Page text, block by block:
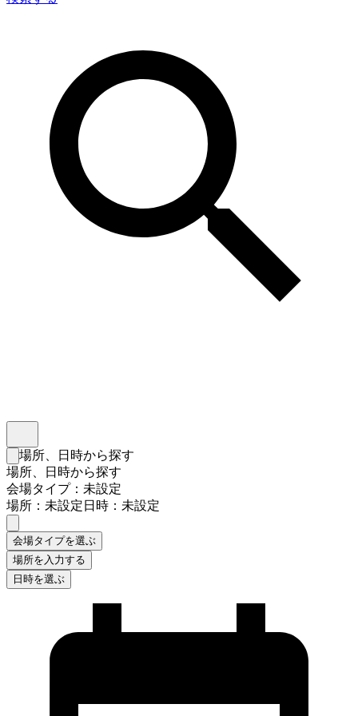
検索フォームを閉じる
場所、日時から探す
場所、日時から探す
会場タイプ：未設定
場所：未設定日時：未設定
会場タイプを選ぶ
場所を入力する
日時を選ぶ